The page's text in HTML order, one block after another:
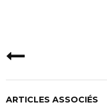
ARTICLES ASSOCIÉS